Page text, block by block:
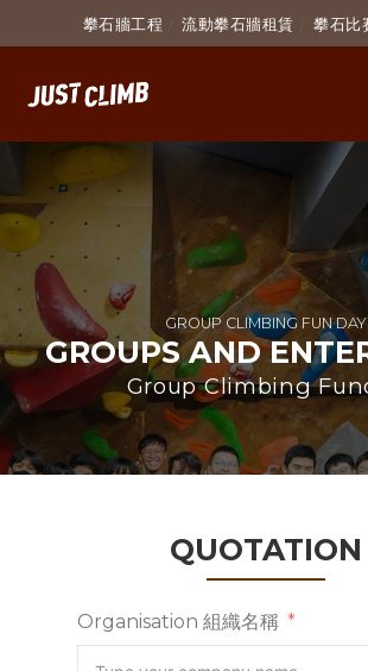
攀石牆工程 流動攀石牆租賃 攀石比
GROUP CLIMBING FUN DAY
GROUPS AND
Group Climbing
QUOTATION
Organisation 組織名稱